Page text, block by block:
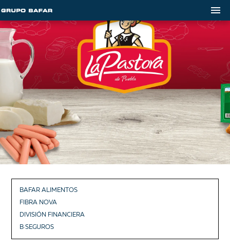
BAFAR ALIMENTOS
FIBRA NOVA
DIVISIÓN FINANCIERA
B·SEGUROS